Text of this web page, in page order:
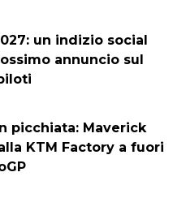
un indizio social
annuncio sul
picchiata: Maverick
KTM Factory a fuori